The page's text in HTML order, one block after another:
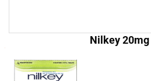
Nilkey 20mg